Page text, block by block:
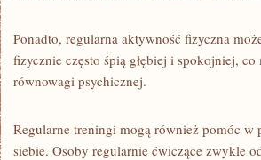
Ponadto, regularna aktywność fizyczna
fizycznie⁢ często śpią głębiej‌ i spokojniej,
równowagi psychicznej.
Regularne treningi mogą również⁤ pomóc w
siebie. Osoby regularnie ćwiczące ‍zwykle